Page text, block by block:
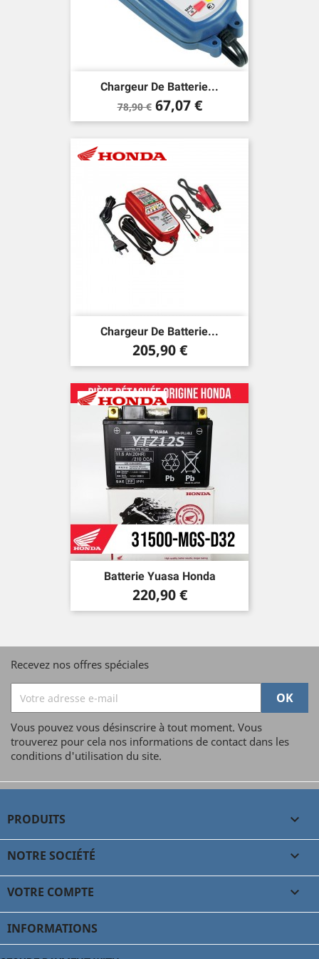
Chargeur De Batterie...
Prix
de
78,90 € Prix
67,07 €
Chargeur De Batterie...
Prix
205,90 €
Batterie Yuasa Honda
Prix
220,90 €
Recevez nos offres spéciales
Vous pouvez vous désinscrire à tout moment. Vous
trouverez pour cela nos informations de contact dans les
conditions d'utilisation du site.
PRODUITS 
NOTRE SOCIÉTÉ 
VOTRE COMPTE 
INFORMATIONS